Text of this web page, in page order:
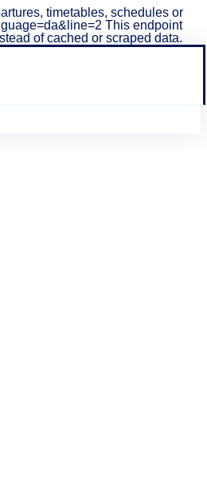
timetables, schedules or
This endpoint
of cached or scraped data.